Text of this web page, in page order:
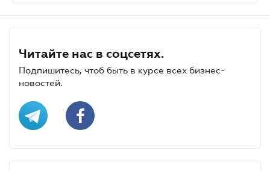
Читайте нас в соцсетях.
Подпишитесь, чтоб быть в курсе всех бизнес-
новостей.